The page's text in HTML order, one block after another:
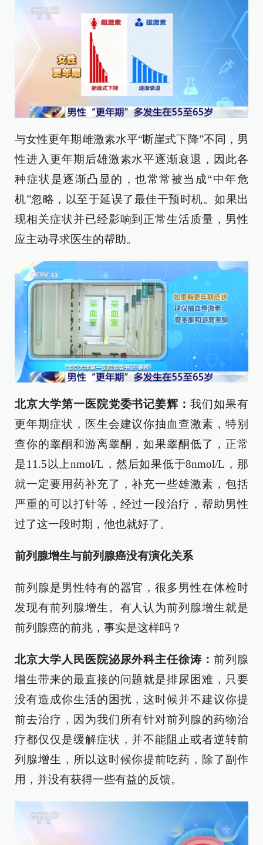
与女性更年期雌激素水平“断崖式下降”不同，男
性进入更年期后雄激素水平逐渐衰退，因此各
种症状是逐渐凸显的，也常常被当成“中年危
机”忽略，以至于延误了最佳干预时机。如果出
现相关症状并已经影响到正常生活质量，男性
应主动寻求医生的帮助。
北京大学第一医院党委书记姜辉：我们如果有
更年期症状，医生会建议你抽血查激素，特别
查你的睾酮和游离睾酮，如果睾酮低了，正常
是11.5以上nmol/L，然后如果低于8nmol/L，那
就一定要用药补充了，补充一些雄激素，包括
严重的可以打针等，经过一段治疗，帮助男性
过了这一段时期，他也就好了。
前列腺增生与前列腺癌没有演化关系
前列腺是男性特有的器官，很多男性在体检时
发现有前列腺增生。有人认为前列腺增生就是
前列腺癌的前兆，事实是这样吗？
北京大学人民医院泌尿外科主任徐涛：前列腺
增生带来的最直接的问题就是排尿困难，只要
没有造成你生活的困扰，这时候并不建议你提
前去治疗，因为我们所有针对前列腺的药物治
疗都仅仅是缓解症状，并不能阻止或者逆转前
列腺增生，所以这时候你提前吃药，除了副作
用，并没有获得一些有益的反馈。